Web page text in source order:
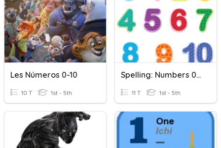
Les Números 0-10
10 T 1st - 5th
Spelling: Numbers 0-10
11 T 1st - 5th